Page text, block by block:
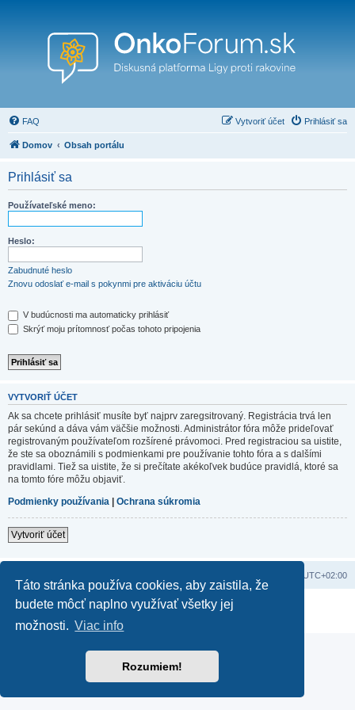
Táto stránka používa cookies, aby zaistila, že
budete môcť naplno využívať všetky jej
možnosti. Viac info
Rozumiem!
FAQ Prihlásiť sa
Vytvoriť účet
Domov Obsah portálu
Prihlásiť sa
Používateľské meno:
Heslo:
Zabudnuté heslo
Znovu odoslať e-mail s pokynmi pre aktiváciu účtu
V budúcnosti ma automaticky prihlásiť
Skrýť moju prítomnosť počas tohoto pripojenia
VYTVORIŤ ÚČET
Ak sa chcete prihlásiť musíte byť najprv zaregsitrovaný. Registrácia trvá len
pár sekúnd a dáva vám väčšie možnosti. Administrátor fóra môže prideľovať
registrovaným používateľom rozšírené právomoci. Pred registraciou sa uistite,
že ste sa oboznámili s podmienkami pre používanie tohto fóra a s dalšími
pravidlami. Tiež sa uistite, že si prečítate akékoľvek budúce pravidlá, ktoré sa
na tomto fóre môžu objaviť.
Podmienky používania | Ochrana súkromia
Vytvoriť účet
UTC+02:00
Založené naphpBB® Forum Software © phpBB Limited